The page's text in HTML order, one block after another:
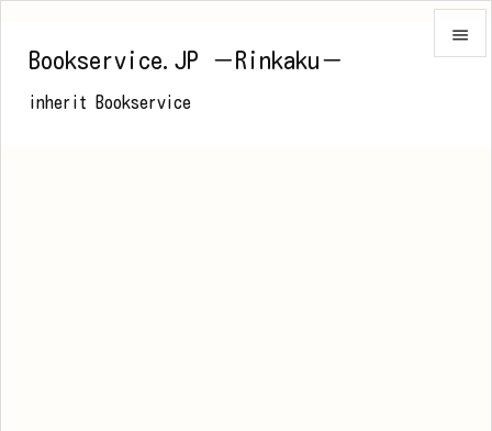
Bookservice.JP －Rinkaku－
inherit Bookservice
